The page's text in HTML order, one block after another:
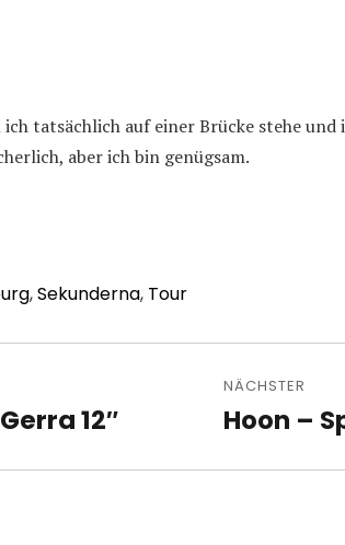
tatsächlich auf einer Brücke stehe
aber ich bin genügsam.
,Sekunderna, Tour
12″
NÄCHSTER
Nächster
Hoon –